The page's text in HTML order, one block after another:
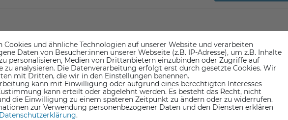
-8%
Cookies und ähnliche Technologien auf unserer Website und verarbeiten
Daten von Besucher:innen unserer Webseite (z.B. IP-Adresse), um z.B. Inhalte
personalisieren, Medien von Drittanbietern einzubinden oder Zugriffe auf
zu analysieren. Die Datenverarbeitung erfolgt erst durch gesetzte Cookies. Wir
mit Dritten, die wir in den Einstellungen benennen.
kann mit Einwilligung oder aufgrund eines berechtigten Interesses
kann erteilt oder abgelehnt werden. Es besteht das Recht, nicht
die Einwilligung zu einem späteren Zeitpunkt zu ändern oder zu widerrufen.
zur Verwendung personenbezogener Daten und den Diensten erklären
Daten­schutz­erklärung.